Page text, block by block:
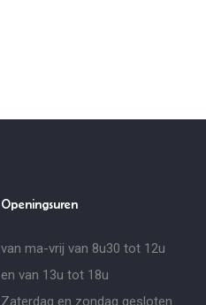
Openingsuren
van ma-vrij van 8u30 tot 12u
en van 13u tot 18u
Zaterdag en zondag gesloten